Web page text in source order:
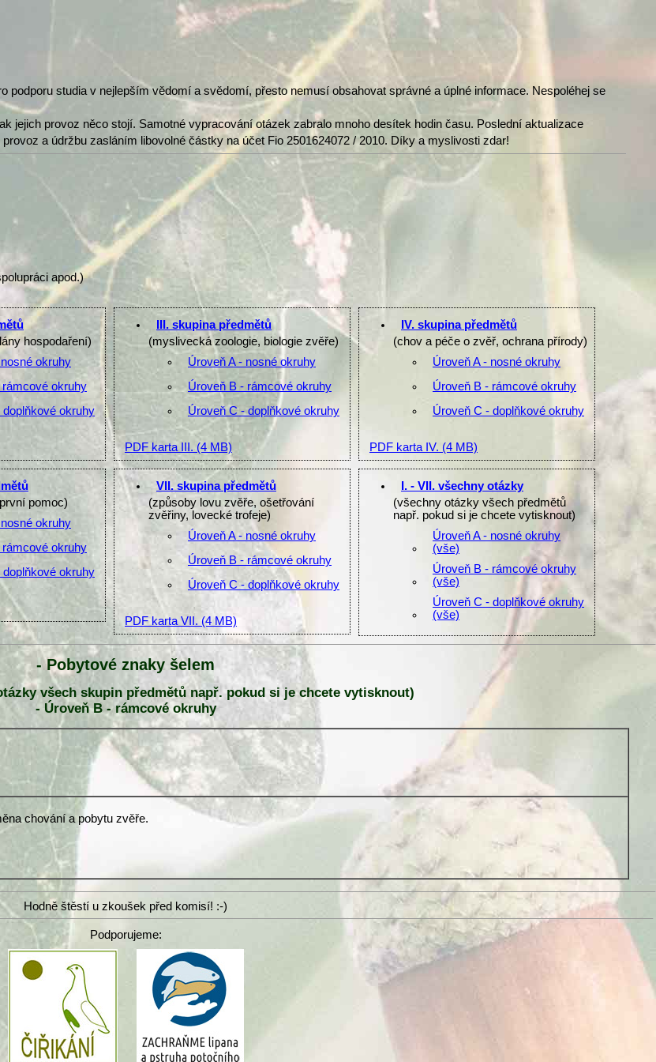
studia v nejlepším vědomí a svědomí, přesto nemusí obsahovat správné a úplné informace. Nespoléhej se
jejich provoz něco stojí. Samotné vypracování otázek zabralo mnoho desítek hodin času. Poslední aktualizace
a údržbu zasláním libovolné částky na účet Fio 2501624072 / 2010. Díky a myslivosti zdar!
apod.)
hospodaření)
okruhy
rámcové okruhy
okruhy
III. skupina předmětů
(myslivecká zoologie, biologie zvěře)
Úroveň A - nosné okruhy
Úroveň B - rámcové okruhy
Úroveň C - doplňkové okruhy
PDF karta III. (4 MB)
IV. skupina předmětů
(chov a péče o zvěř, ochrana přírody)
Úroveň A - nosné okruhy
Úroveň B - rámcové okruhy
Úroveň C - doplňkové okruhy
PDF karta IV. (4 MB)
pomoc)
okruhy
okruhy
doplňkové okruhy
VII. skupina předmětů
(způsoby lovu zvěře, ošetřování
zvěřiny, lovecké trofeje)
Úroveň A - nosné okruhy
Úroveň B - rámcové okruhy
Úroveň C - doplňkové okruhy
PDF karta VII. (4 MB)
I. - VII. všechny otázky
(všechny otázky všech předmětů
např. pokud si je chcete vytisknout)
Úroveň A - nosné okruhy
(vše)
Úroveň B - rámcové okruhy
(vše)
Úroveň C - doplňkové okruhy
(vše)
- Pobytové znaky šelem
všech skupin předmětů např. pokud si je chcete vytisknout)
- Úroveň B - rámcové okruhy
chování a pobytu zvěře.
Hodně štěstí u zkoušek před komisí! :-)
Podporujeme: